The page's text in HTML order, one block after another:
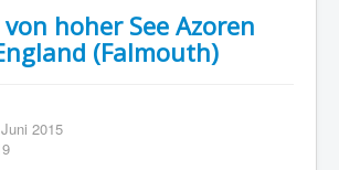
hoher See Azoren
(Falmouth)
2015